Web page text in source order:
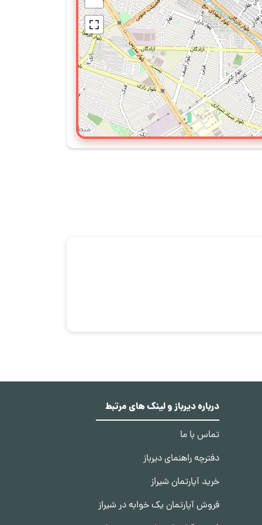
درباره دیرباز و لینک های مرتبط
تماس با ما
دفترچه راهنمای دیرباز
خرید آپارتمان شیراز
فروش آپارتمان یک خوابه در شیراز